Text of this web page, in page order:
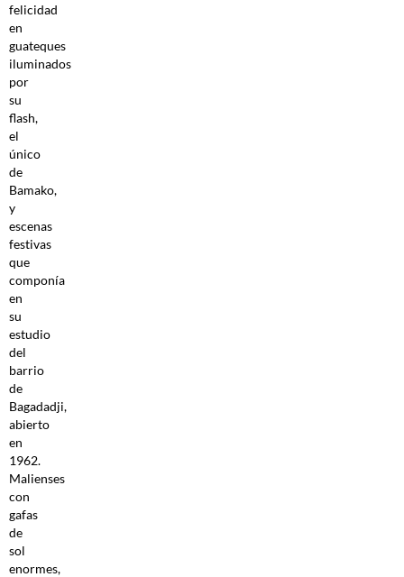
felicidad
en
guateques
iluminados
por
su
flash,
el
único
de
Bamako,
y
escenas
festivas
que
componía
en
su
estudio
del
barrio
de
Bagadadji,
abierto
en
1962.
Malienses
con
gafas
de
sol
enormes,